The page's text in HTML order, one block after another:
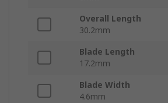
Overall Length
30.2mm
Blade Length
17.2mm
Blade Width
4.6mm